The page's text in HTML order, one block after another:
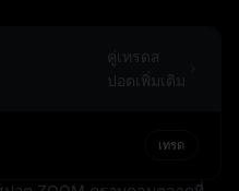
รัพย์ดิจิทัลจำนวนมากถูกซื้อ
รียญสเตเบิลคอยน์บางส่วนก็
เงินที่มั่นคงและเป็นที่
คู่เทรดส
ปอตเพิ่มเติม
เทรด